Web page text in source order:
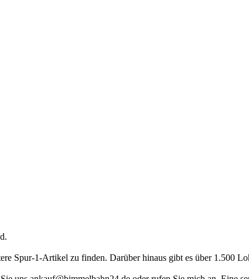
Spur-1-Artikel zu finden. Darüber hinaus gibt es über 1.500